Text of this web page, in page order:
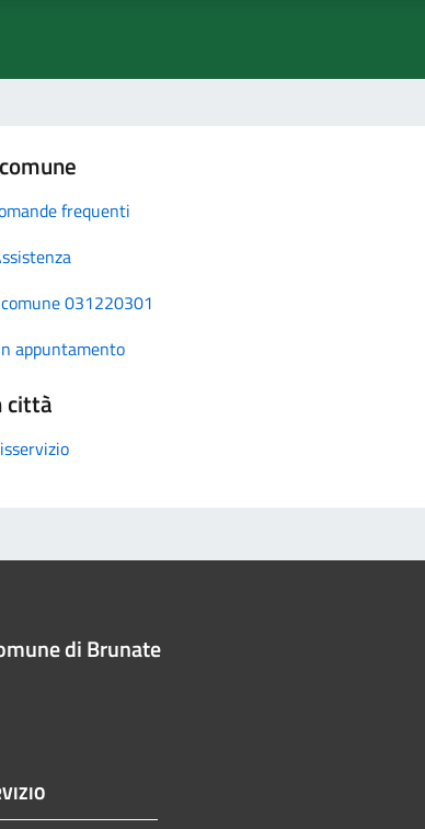
frequenti
031220301
appuntamento
città
di Brunate